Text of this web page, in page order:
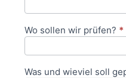
Wo sollen wir prüfen? *
Was und wieviel soll